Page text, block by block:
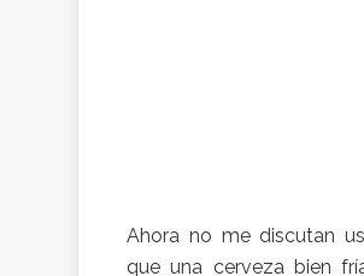
Ahora no me discutan
que una cerveza bien